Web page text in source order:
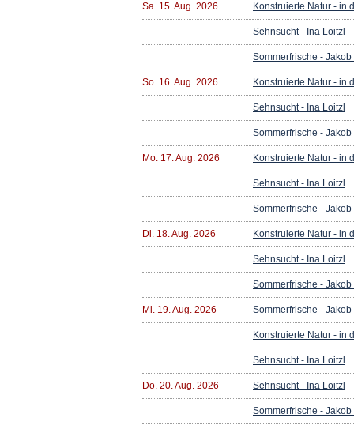
Sa. 15. Aug. 2026 Konstruierte Natur - in
Sehnsucht - Ina Loitzl
Sommerfrische -
So. 16. Aug. 2026 Konstruierte Natur - in
Sehnsucht - Ina Loitzl
Sommerfrische -
Mo. 17. Aug. 2026 Konstruierte Natur - in
Sehnsucht - Ina Loitzl
Sommerfrische -
Di. 18. Aug. 2026 Konstruierte Natur - in
Sehnsucht - Ina Loitzl
Sommerfrische -
Mi. 19. Aug. 2026 Sommerfrische -
Konstruierte Natur - in
Sehnsucht - Ina Loitzl
Do. 20. Aug. 2026 Sehnsucht - Ina Loitzl
Sommerfrische -